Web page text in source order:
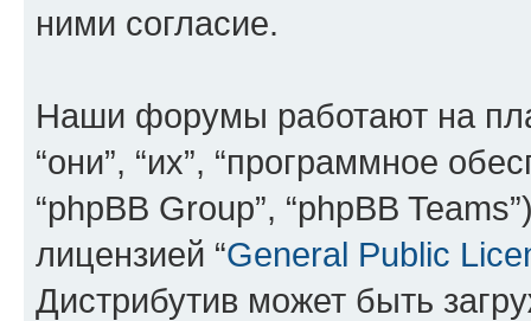
ними согласие.
Наши форумы работают на
“они”, “их”, “программное
“phpBB Group”, “phpBB
лицензией “General Public
Дистрибутив может быть